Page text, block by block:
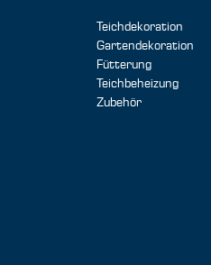
Teichdekoration
Gartendekoration
Fütterung
Teichbeheizung
Zubehör